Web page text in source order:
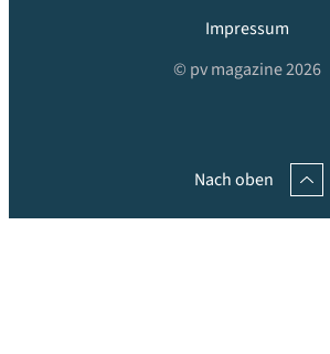
Impressum
© pv magazine 2026
Nach oben